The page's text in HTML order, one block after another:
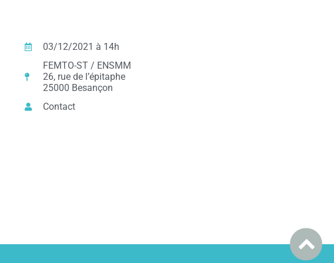
03/12/2021 à 14h
FEMTO-ST / ENSMM
26, rue de l’épitaphe
25000 Besançon
Contact